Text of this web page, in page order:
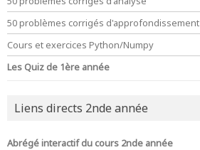
50 problèmes corrigés d'approfondissement
Cours et exercices Python/Numpy
Les Quiz de 1ère année
Liens directs 2nde année
Abrégé interactif du cours 2nde année